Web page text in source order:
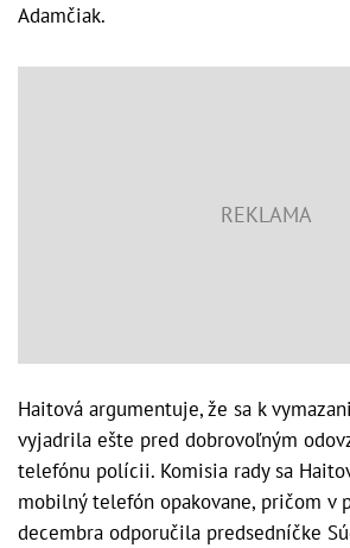
Adamčiak.
Haitová argumentuje, že sa k
vyjadrila ešte pred dobrovoľným
telefónu polícii. Komisia rady sa
mobilný telefón opakovane, pričom v
decembra odporučila predsedníčke